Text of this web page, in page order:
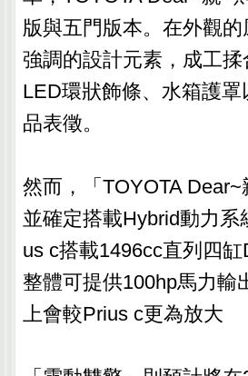
版與五門版本。在外觀
強調的設計元素，成工
LED環狀飾條、水箱護
品表徵。
然而，「TOYOTA
並確定搭載Hybrid動力
us c搭載1496cc直列四
整體可提供100hp馬力輸
上會較Prius c更為放大